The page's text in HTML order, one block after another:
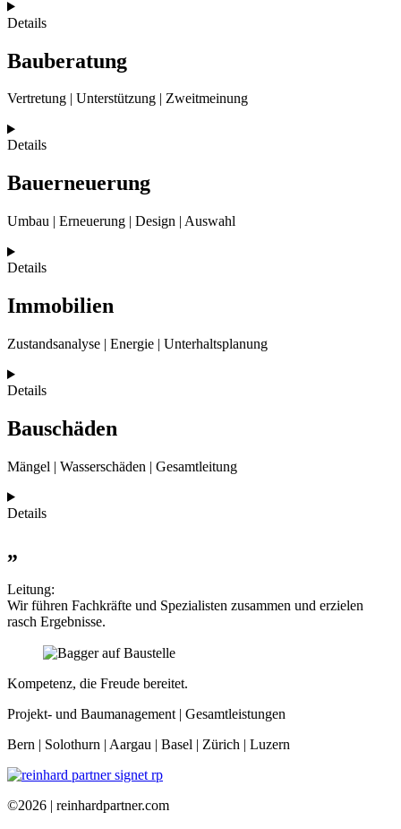
Details
Bauberatung
Vertretung | Unter­stützung | Zweit­meinung
Details
Bauerneuerung
Umbau | Erneuerung | Design | Auswahl
Details
Immobilien
Zustands­analyse | Energie | Unter­halts­planung
Details
Bauschäden
Mängel | Wasser­schäden | Gesamtleitung
Details
„
Leitung:
Wir führen Fachkräfte und Spezialisten zusammen und erzielen
rasch Ergebnisse.
Kompetenz, die Freude bereitet.
Projekt- und Baumanagement | Gesamtleistungen
Bern | Solothurn | Aargau | Basel | Zürich | Luzern
©2026 | reinhardpartner.com